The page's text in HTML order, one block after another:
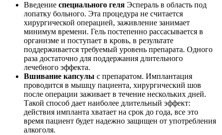
Введение специального геля Эспераль в область под
лопатку больного. Эта процедура не считается
хирургической операцией, заживление занимает
минимум времени. Гель постепенно рассасывается в
организме и поступает в кровь, в результате
поддерживается требуемый уровень препарата. Одного
раза достаточно для поддержания длительного
лечебного эффекта.
Вшивание капсулы с препаратом. Имплантация
проводится в мышцу пациента, хирургический шов
после операции заживает в течение нескольких дней.
Такой способ дает наиболее длительный эффект:
действия импланта хватает на срок до года, все это
время пациент будет надежно защищен от употребления
алкоголя.